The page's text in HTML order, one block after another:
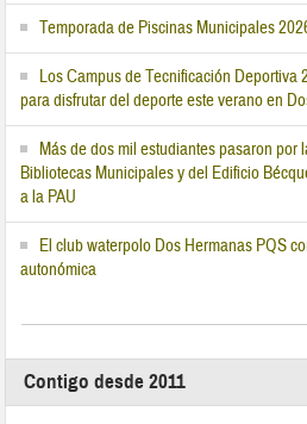
Temporada de Piscinas Municipales
Los Campus de Tecnificación Deportiva
para disfrutar del deporte este verano en
Más de dos mil estudiantes pasaron por
Bibliotecas Municipales y del Edificio
a la PAU
El club waterpolo Dos Hermanas PQS
autonómica
Contigo desde 2011